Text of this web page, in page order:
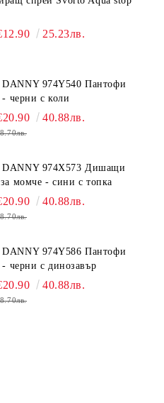
25.23лв.
DANNY 974Y540 Пантофи
черни с коли
40.88лв.
DANNY 974X573 Дишащи
момче - сини с топка
40.88лв.
DANNY 974Y586 Пантофи
черни с динозавър
40.88лв.